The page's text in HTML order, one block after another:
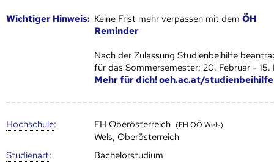
Wich­ti­ger Hin­weis: Keine Frist mehr verpassen mit demÖH
Reminder
Nach der Zulassung Studienbeihilfe
für das Sommersemester: 20. Februar - 15.
Mehr für dich! oeh.ac.at/studienbeihilfe
Hoch­schule: FH Oberösterreich (FH OÖ Wels)
Wels, Oberösterreich
Studienart:
Bachelorstudium